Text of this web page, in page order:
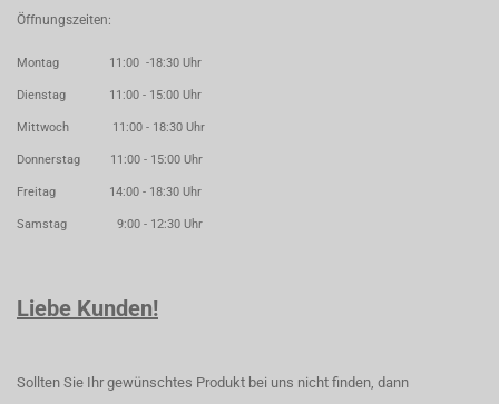
Öffnungszeiten:
Montag 11:00 -18:30 Uhr
Dienstag 11:00 - 15:00 Uhr
Mittwoch 11:00 - 18:30 Uhr
Donnerstag 11:00 - 15:00 Uhr
Freitag 14:00 - 18:30 Uhr
Samstag 9:00 - 12:30 Uhr
Liebe Kunden!
Sollten Sie Ihr gewünschtes Produkt bei uns nicht finden, dann